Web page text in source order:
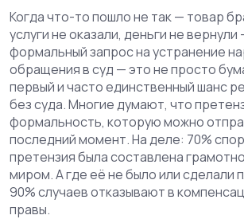
Когда что-то пошло не так — товар
услуги не оказали, деньги не вернули
формальный запрос на устранение
обращения в суд — это не просто
первый и часто единственный шанс
без суда. Многие думают, что
формальность, которую можно
последний момент. На деле: 70%
претензия была составлена
миром. А где её не было или сделали
90% случаев отказывают в
правы.